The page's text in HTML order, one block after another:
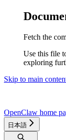
Fetch the
Use this file
exploring
Skip to main
OpenClaw home
日本語